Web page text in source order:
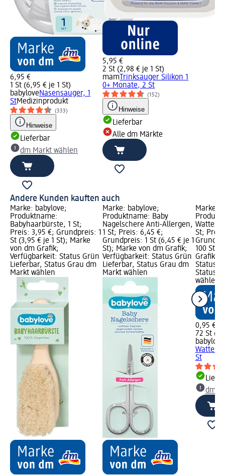
6,95 €
1 St (6,95 € je 1 St)
babyloveNasensauger, 1
StMedizinprodukt
(333)
Hinweise
Lieferbar
dm Markt wählen
5,95 €
2 St (2,98 € je 1 St)
mamTrinksauger Silikon 1
0+ Monate, 2 St
(152)
Hinweise
Lieferbar
Alle dm Märkte
Andere Kunden kauften auch
Marke: babylove;
Produktname:
Babyhaarbürste, 1 St;
Preis: 3,95 €; Grundpreis: 1
St (3,95 € je 1 St); Marke
von dm Grafik;
Verfügbarkeit: Status Grün
Lieferbar, Status Grau dm
Markt wählen
Marke: babylove;
Produktname: Baby
Nagelschere Anti-Allergen,
1 St; Preis: 6,45 €;
Grundpreis: 1 St (6,45 € je 1
St); Marke von dm Grafik;
Verfügbarkeit: Status Grün
Lieferbar, Status Grau dm
Markt wählen
Marke:
St;
100 St);
Grafik;
Status
Status
wählen
0,95 €
72 St
babylove
St
dm